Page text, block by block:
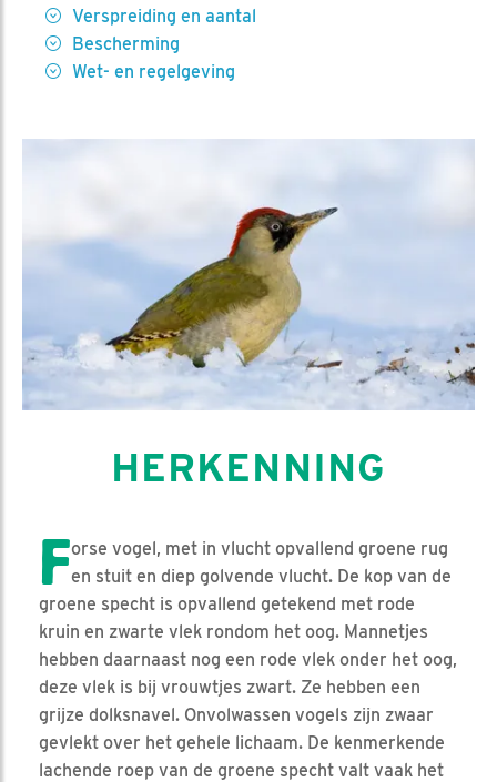
Verspreiding en aantal
Bescherming
Wet- en regelgeving
HERKENNING
Forse vogel, met in vlucht opvallend groene rug
en stuit en diep golvende vlucht. De kop van de
groene specht is opvallend getekend met rode
kruin en zwarte vlek rondom het oog. Mannetjes
hebben daarnaast nog een rode vlek onder het oog,
deze vlek is bij vrouwtjes zwart. Ze hebben een
grijze dolksnavel. Onvolwassen vogels zijn zwaar
gevlekt over het gehele lichaam. De kenmerkende
lachende roep van de groene specht valt vaak het